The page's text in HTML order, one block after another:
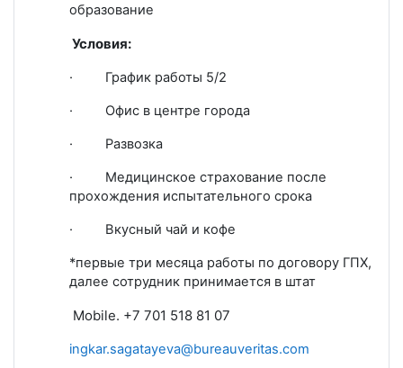
образование
Условия:
· График работы 5/2
· Офис в центре города
· Развозка
· Медицинское страхование после
прохождения испытательного срока
· Вкусный чай и кофе
*первые три месяца работы по договору ГПХ,
далее сотрудник принимается в штат
Mobile. +7 701 518 81 07
ingkar.sagatayeva@bureauveritas.com